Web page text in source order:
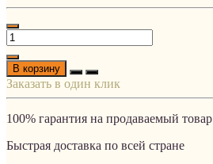
В корзину
Заказать в один клик
100% гарантия на продаваемый товар
Быстрая доставка по всей стране